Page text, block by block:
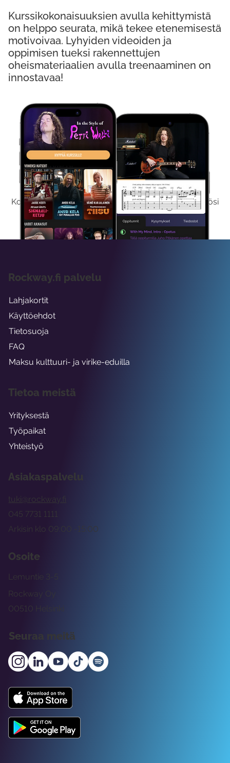
Kokeile Ilmaiseksi
Kokeilemalla ilmaiseksi saat koko sisältömme käyttöösi
viikon ajaksi.
Kurssikokonaisuuksien avulla kehittymistä
on helppo seurata, mikä tekee etenemisestä
motivoivaa. Lyhyiden videoiden ja
oppimisen tueksi rakennettujen
oheismateriaalien avulla treenaaminen on
innostavaa!
Asiakaspalvelu
tuki@rockway.fi
Arkisin klo 09:00 -15:00
045 7731 1111
Osoite
Rockway Oy
Lemuntie 3-5
00510 Helsinki
Seuraa meitä
Rockway.fi palvelu
Lahjakortit
Käyttöehdot
Tietosuoja
FAQ
Maksu kulttuuri- ja virike-eduilla
Tietoa meistä
Yrityksestä
Työpaikat
Yhteistyö